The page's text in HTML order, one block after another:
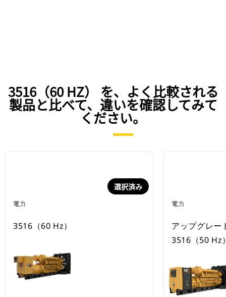
3516（60 HZ） を、よく比較される
製品と比べて、違いを確認してみて
ください。
電力
選択済み
3516（60 Hz）
電力
アップグレー
3516（50 Hz